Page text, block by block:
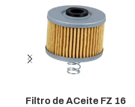
Filtro de ACeite FZ 16